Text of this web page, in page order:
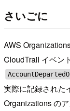
さいごに
AWS
CloudTrail イベン
実際に記録された
Organizations の